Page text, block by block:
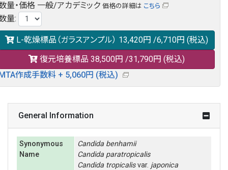
NBRC 110306の情報や関連データは以下のバナー(DBRP)か
らご覧ください。
日本語での検索も可能です。
量・価格 一般/アカデミック 価格の詳細は こちら
量:
L-乾燥標品（ガラスアンプル） 13,420円 /6,710円 (税込)
復元培養標品 38,500円 /31,790円 (税込)
作成手数料 + 5,060円 (税込)
General Information
Synonymous
Name
Candida benhamii
Candida paratropicalis
Candida tropicalisvar. japonica